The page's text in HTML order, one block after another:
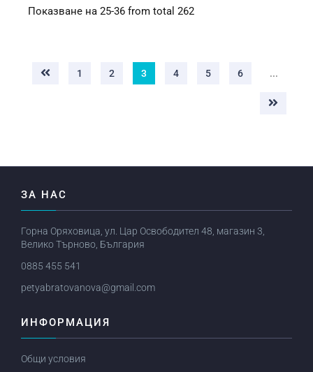
Показване на 25-36 from total 262
1 2 3 4 5 6 ...
ЗА НАС
Горна Оряховица, ул. Цар Освободител 48, магазин 3,
Велико Търново, България
0885 455 541
petyabratovanova@gmail.com
ИНФОРМАЦИЯ
Общи условия